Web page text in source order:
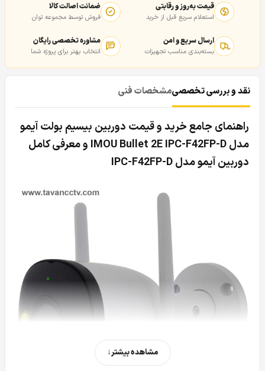
قیمت به‌روز و رقابتی
استعلام سریع قبل از خرید
ضمانت اصالت کالا
فروش توسط مجموعه توان
ارسال سریع و امن
بسته‌بندی مناسب تجهیزات
مشاوره تخصصی رایگان
انتخاب بهتر برای پروژه شما
نقد و بررسی تخصصیمشخصات فنی
راهنمای جامع خرید و قیمت دوربین بیسیم بولت آیمو
مدل IMOU Bullet 2E IPC-F42FP-D و معرفی کامل
دوربین آیمو مدل IPC-F42FP-D
مشاهده بیشتر